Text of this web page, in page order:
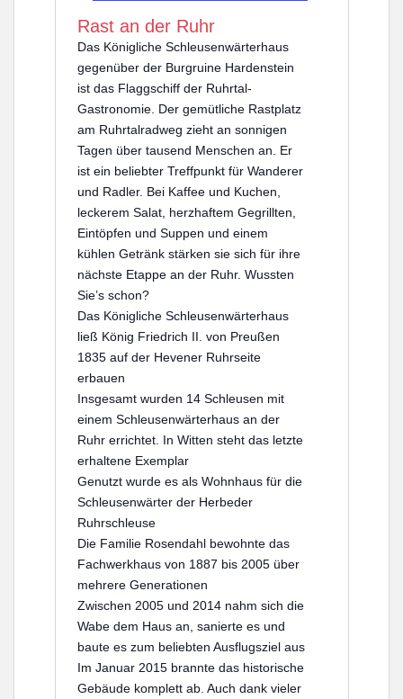
o
n
e
i
t
e
Rast an der Ruhr
Das Königliche Schleusenwärterhaus
gegenüber der Burgruine Hardenstein
ist das Flaggschiff der Ruhrtal-
Gastronomie. Der gemütliche Rastplatz
am Ruhrtalradweg zieht an sonnigen
Tagen über tausend Menschen an. Er
ist ein beliebter Treffpunkt für Wanderer
und Radler. Bei Kaffee und Kuchen,
leckerem Salat, herzhaftem Gegrillten,
Eintöpfen und Suppen und einem
kühlen Getränk stärken sie sich für ihre
nächste Etappe an der Ruhr. Wussten
Sie’s schon?
Das Königliche Schleusenwärterhaus
ließ König Friedrich II. von Preußen
1835 auf der Hevener Ruhrseite
erbauen
Insgesamt wurden 14 Schleusen mit
einem Schleusenwärterhaus an der
Ruhr errichtet. In Witten steht das letzte
erhaltene Exemplar
Genutzt wurde es als Wohnhaus für die
Schleusenwärter der Herbeder
Ruhrschleuse
Die Familie Rosendahl bewohnte das
Fachwerkhaus von 1887 bis 2005 über
mehrere Generationen
Zwischen 2005 und 2014 nahm sich die
Wabe dem Haus an, sanierte es und
baute es zum beliebten Ausflugsziel aus
Im Januar 2015 brannte das historische
Gebäude komplett ab. Auch dank vieler